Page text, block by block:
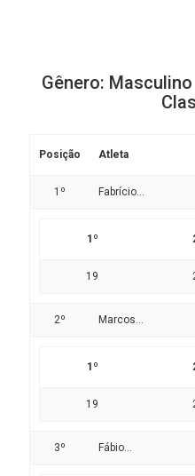
Gênero:
Posição Atleta
1º Fabrício...
1º
19
2º Marcos...
1º
19
3º Fábio...